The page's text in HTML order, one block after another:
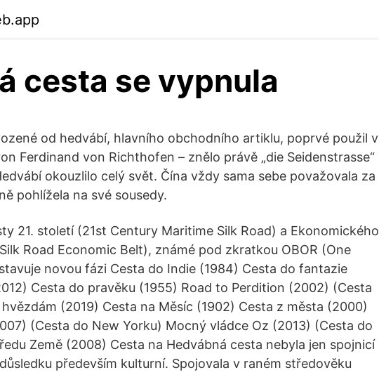
cesta se vypnula
od hedvábí, hlavního obchodního artiklu, poprvé použil v
Ferdinand von Richthofen – znělo právě „die Seidenstrasse“
okouzlilo celý svět. Čína vždy sama sebe považovala za
pohlížela na své sousedy.
21. století (21st Century Maritime Silk Road) a Ekonomického
Road Economic Belt), známé pod zkratkou OBOR (One
novou fázi Cesta do Indie (1984) Cesta do fantazie
Cesta do pravěku (1955) Road to Perdition (2002) (Cesta
(2019) Cesta na Měsíc (1902) Cesta z města (2000)
(Cesta do New Yorku) Mocný vládce Oz (2013) (Cesta do
Země (2008) Cesta na Hedvábná cesta nebyla jen spojnicí
především kulturní. Spojovala v raném středověku